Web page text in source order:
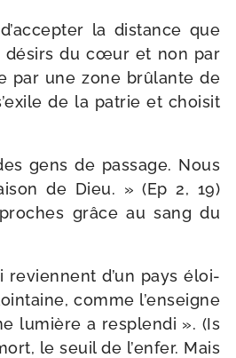
la dis­tance que
dési­rs du cœur et non par
par une zone brû­lante de
de la patrie et choi­sit
gens de pas­sage. Nous
de Dieu. » (Ep 2, 19)
grâce au sang du
reviennent d’un pays éloi­
comme l’enseigne
lumière a res­plen­di ». (Is
le seuil de l’enfer. Mais